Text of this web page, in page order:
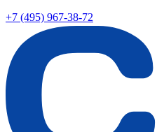
+7 (495) 967-38-72